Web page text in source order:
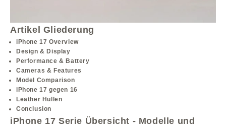
Artikel Gliederung
iPhone 17 Overview
Design & Display
Performance & Battery
Cameras & Features
Model Comparison
iPhone 17 gegen 16
Leather Hüllen
Conclusion
iPhone 17 Serie Übersicht - Modelle und